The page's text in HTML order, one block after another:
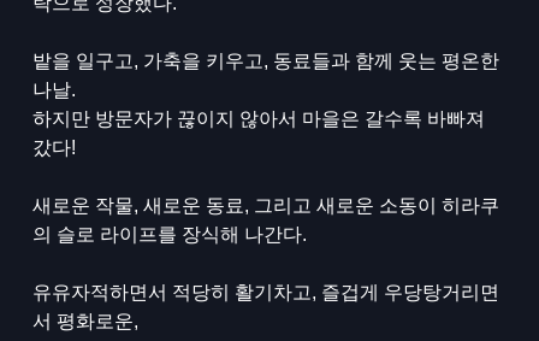
밭을 일구고, 가축을 키우고, 동료들과 함께 웃는 평온한
나날.
하지만 방문자가 끊이지 않아서 마을은 갈수록 바빠져
갔다!
새로운 작물, 새로운 동료, 그리고 새로운 소동이 히라쿠
의 슬로 라이프를 장식해 나간다.
유유자적하면서 적당히 활기차고, 즐겁게 우당탕거리면
서 평화로운,